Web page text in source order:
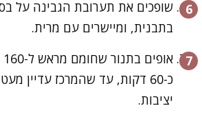
שופכים את תערובת הגבינה על
בתבנית, ומיישרים עם מרית.
כ-60 דקות, עד שהמרכז עדיין
יציבות.